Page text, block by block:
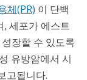
체(PR) 이 단백
, 세포가 에스트
장할 수 있도록
유방암에서 시
고됩니다.